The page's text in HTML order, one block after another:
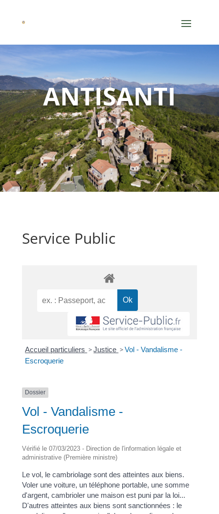
ANTISANTI
Service Public
Accueil particuliers >Justice >Vol - Vandalisme -
Escroquerie
Dossier
Vol - Vandalisme -
Escroquerie
Vérifié le 07/03/2023 - Direction de l'information légale et
administrative (Première ministre)
Le vol, le cambriolage sont des atteintes aux biens.
Voler une voiture, un téléphone portable, une somme
d'argent, cambrioler une maison est puni par la loi...
D'autres atteintes aux biens sont sanctionnées : le